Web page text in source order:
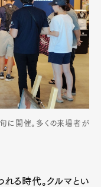
に開催。多くの来場者が
れる時代。クルマとい